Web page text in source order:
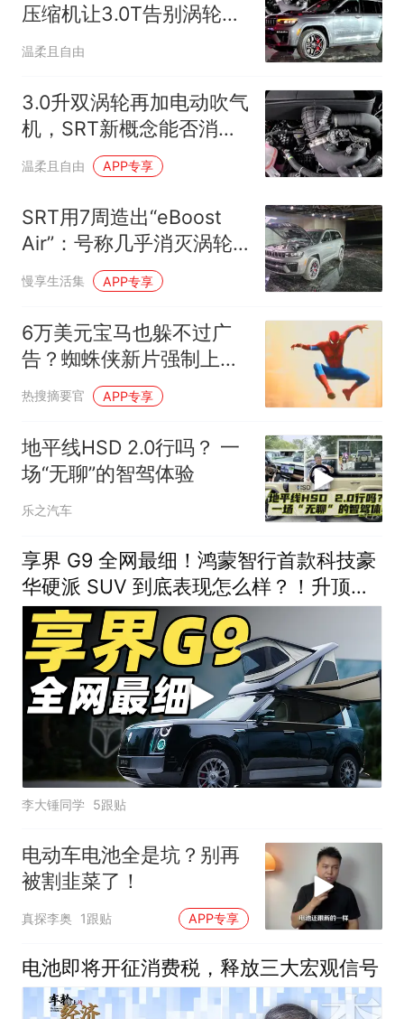
压缩机让3.0T告别涡轮迟
滞
温柔且自由
3.0升双涡轮再加电动吹气
机，SRT新概念能否消灭
涡轮迟滞？
温柔且自由 APP专享
SRT用7周造出“eBoost
Air”：号称几乎消灭涡轮
迟滞，首搭道奇成悬念
慢享生活集 APP专享
6万美元宝马也躲不过广
告？蜘蛛侠新片强制上车
载屏幕
热搜摘要官 APP专享
地平线HSD 2.0行吗？ 一
场“无聊”的智驾体验
乐之汽车
享界 G9 全网最细！鸿蒙智行首款科技豪
华硬派 SUV 到底表现怎么样？！升顶帐
篷体验如何？！
李大锤同学 5跟贴
电动车电池全是坑？别再
被割韭菜了！
真探李奥 1跟贴 APP专享
电池即将开征消费税，释放三大宏观信号